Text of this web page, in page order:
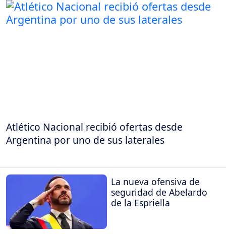
Atlético Nacional recibió ofertas desde
Argentina por uno de sus laterales
La nueva ofensiva de
seguridad de Abelardo
de la Espriella